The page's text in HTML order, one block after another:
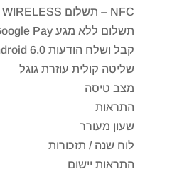
NFC – תשלום WIRELESS פיזי בחנויות
תשלום ללא מגע Google Pay
קבל ושלח הודעות Android 6.0 ואילך, IOS 12+
שליטה קולית עוזרת גוגל
מצב טיסה
התראות
שעון מעורר
לוח שנה / תזכורות
התראות יישום